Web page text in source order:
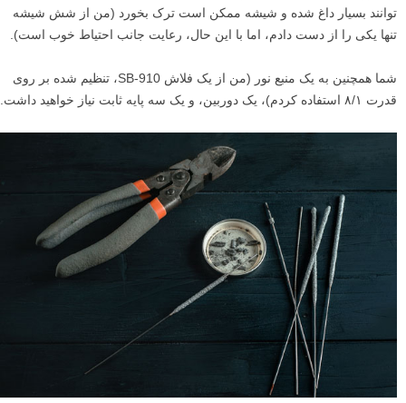
توانند بسیار داغ شده و شیشه ممکن است ترک بخورد (من از شش شیشه
تنها یکی را از دست دادم، اما با این حال، رعایت جانب احتیاط خوب است).
شما همچنین به یک منبع نور (من از یک فلاش SB-910، تنظیم شده بر روی
قدرت ۸/۱ استفاده کردم)، یک دوربین، و یک سه پایه ثابت نیاز خواهید داشت.